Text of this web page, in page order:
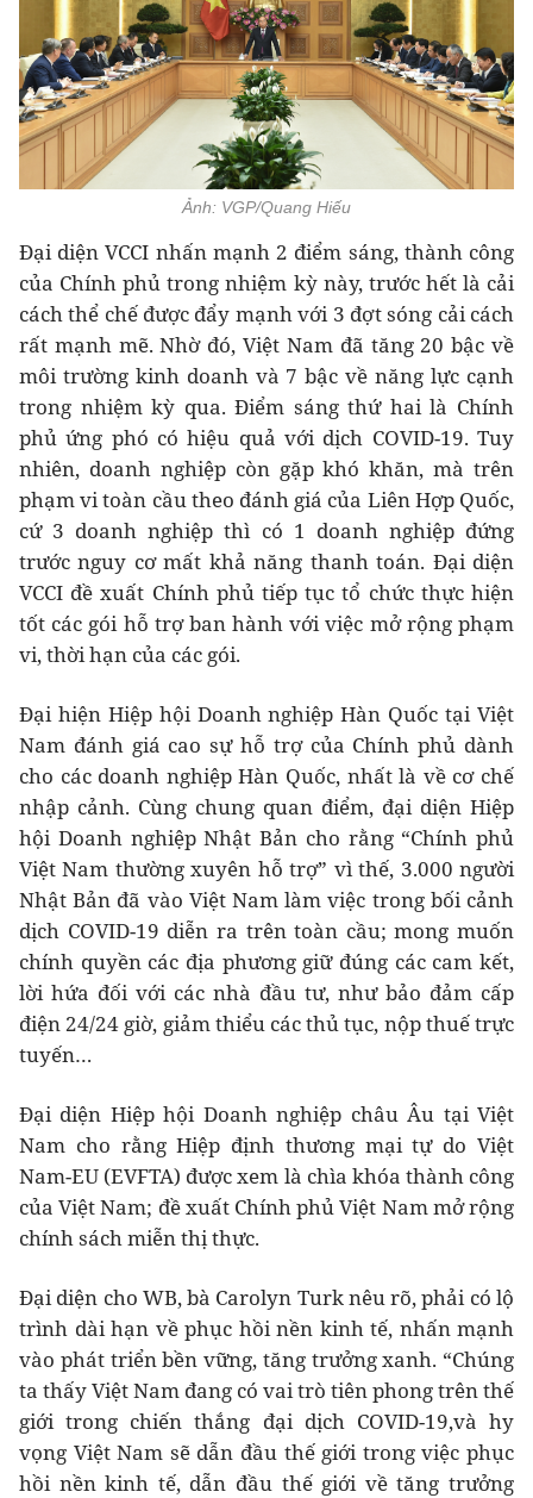
Ảnh: VGP/Quang Hiếu
Đại diện VCCI nhấn mạnh 2 điểm sáng, thành công
của Chính phủ trong nhiệm kỳ này, trước hết là cải
cách thể chế được đẩy mạnh với 3 đợt sóng cải cách
rất mạnh mẽ. Nhờ đó, Việt Nam đã tăng 20 bậc về
môi trường kinh doanh và 7 bậc về năng lực cạnh
trong nhiệm kỳ qua. Điểm sáng thứ hai là Chính
phủ ứng phó có hiệu quả với dịch COVID-19. Tuy
nhiên, doanh nghiệp còn gặp khó khăn, mà trên
phạm vi toàn cầu theo đánh giá của Liên Hợp Quốc,
cứ 3 doanh nghiệp thì có 1 doanh nghiệp đứng
trước nguy cơ mất khả năng thanh toán. Đại diện
VCCI đề xuất Chính phủ tiếp tục tổ chức thực hiện
tốt các gói hỗ trợ ban hành với việc mở rộng phạm
vi, thời hạn của các gói.
Đại hiện Hiệp hội Doanh nghiệp Hàn Quốc tại Việt
Nam đánh giá cao sự hỗ trợ của Chính phủ dành
cho các doanh nghiệp Hàn Quốc, nhất là về cơ chế
nhập cảnh. Cùng chung quan điểm, đại diện Hiệp
hội Doanh nghiệp Nhật Bản cho rằng “Chính phủ
Việt Nam thường xuyên hỗ trợ” vì thế, 3.000 người
Nhật Bản đã vào Việt Nam làm việc trong bối cảnh
dịch COVID-19 diễn ra trên toàn cầu; mong muốn
chính quyền các địa phương giữ đúng các cam kết,
lời hứa đối với các nhà đầu tư, như bảo đảm cấp
điện 24/24 giờ, giảm thiểu các thủ tục, nộp thuế trực
tuyến…
Đại diện Hiệp hội Doanh nghiệp châu Âu tại Việt
Nam cho rằng Hiệp định thương mại tự do Việt
Nam-EU (EVFTA) được xem là chìa khóa thành công
của Việt Nam; đề xuất Chính phủ Việt Nam mở rộng
chính sách miễn thị thực.
Đại diện cho WB, bà Carolyn Turk nêu rõ, phải có lộ
trình dài hạn về phục hồi nền kinh tế, nhấn mạnh
vào phát triển bền vững, tăng trưởng xanh. “Chúng
ta thấy Việt Nam đang có vai trò tiên phong trên thế
giới trong chiến thắng đại dịch COVID-19,và hy
vọng Việt Nam sẽ dẫn đầu thế giới trong việc phục
hồi nền kinh tế, dẫn đầu thế giới về tăng trưởng